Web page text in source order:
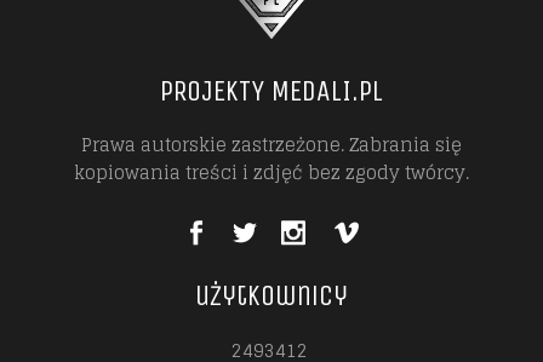
PROJEKTY MEDALI.PL
Prawa autorskie zastrzeżone. Zabrania się
kopiowania treści i zdjęć bez zgody twórcy.
użytkownicy
2493412